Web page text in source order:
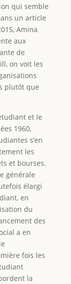
qui semble
un article
Amina
aux
de
on voit les
plutôt que
et le
1960,
s’en
les
et bourses.
générale
élargi
en
du
des
a en
fois les
la